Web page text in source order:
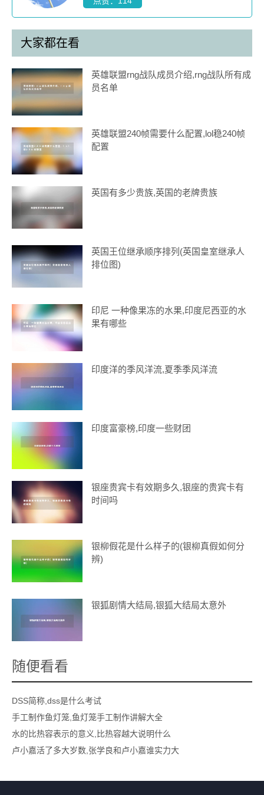
大家都在看
英雄联盟rng战队成员介绍,rng战队所有成
员名单
英雄联盟240帧需要什么配置,lol稳240帧
配置
英国有多少贵族,英国的老牌贵族
英国王位继承顺序排列(英国皇室继承人
排位图)
印尼 一种像果冻的水果,印度尼西亚的水
果有哪些
印度洋的季风洋流,夏季季风洋流
印度富豪榜,印度一些财团
银座贵宾卡有效期多久,银座的贵宾卡有
时间吗
银柳假花是什么样子的(银柳真假如何分
辨)
银狐剧情大结局,银狐大结局太意外
随便看看
DSS简称,dss是什么考试
手工制作鱼灯笼,鱼灯笼手工制作讲解大全
水的比热容表示的意义,比热容越大说明什么
卢小嘉活了多大岁数,张学良和卢小嘉谁实力大